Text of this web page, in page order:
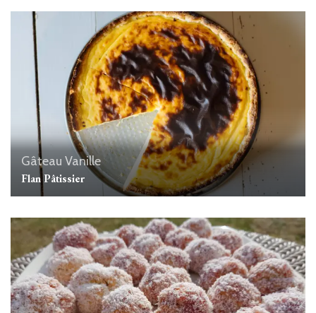
Gâteau Vanille
Flan Pâtissier